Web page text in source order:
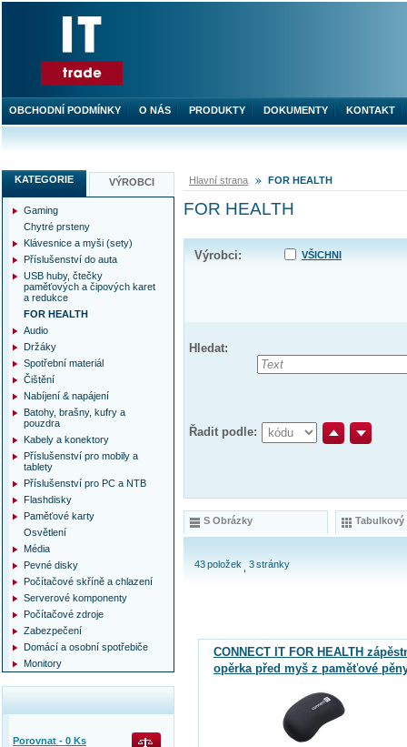
Hlavní strana FOR HEALTH
FOR HEALTH
Výrobci: VŠICHNI
Hledat:
Řadit podle:
S Obrázky Tabulkový
43položek 3stránky
CONNECT IT FOR HEALTH
opěrka před myš z paměťové
KATEGORIE VÝROBCI
Gaming
Chytré prsteny
Klávesnice a myši (sety)
Příslušenství do auta
USB huby, čtečky
paměťových a čipových karet
a redukce
FOR HEALTH
Audio
Držáky
Spotřební materiál
Čištění
Nabíjení & napájení
Batohy, brašny, kufry a
pouzdra
Kabely a konektory
Příslušenství pro mobily a
tablety
Příslušenství pro PC a NTB
Flashdisky
Paměťové karty
Osvětlení
Média
Pevné disky
Počítačové skříně a chlazení
Serverové komponenty
Počítačové zdroje
Zabezpečení
Domácí a osobní spotřebiče
Monitory
Porovnat - 0 Ks
OBCHODNÍ PODMÍNKY O NÁS PRODUKTY DOKUMENTY KONTAKT